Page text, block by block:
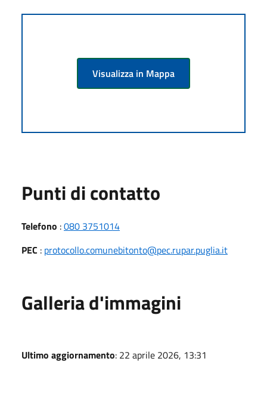
Visualizza in Mappa
Punti di contatto
Telefono :080 3751014
PEC : protocollo.comunebitonto@pec.rupar.puglia.it
Galleria d'immagini
Ultimo aggiornamento: 22 aprile 2026, 13:31